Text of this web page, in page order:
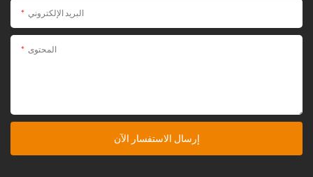
البريد الإلكتروني
المحتوى
إرسال الاستفسار الآن